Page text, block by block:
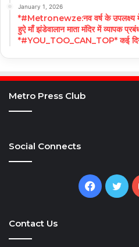
January 1, 2026
*#Metronewze:नव वर्ष के उपलक्ष्य में
हुऐ माँ झंडेवालान माता मंदिर में व्यापक
*#YOU_TOO_CAN_TOP* कई
Metro Press Club
Social Connects
Contact Us